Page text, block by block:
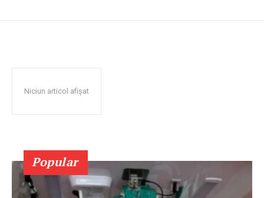
Niciun articol afișat
Popular